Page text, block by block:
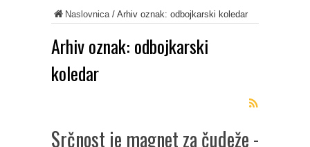
Naslovnica/ Arhiv oznak: odbojkarski koledar
Arhiv oznak: odbojkarski
koledar
Srčnost je magnet za čudeže -